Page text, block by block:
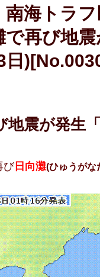
南海トラ
で再び地
日
地震が発生
び日向灘(ひゅうがな